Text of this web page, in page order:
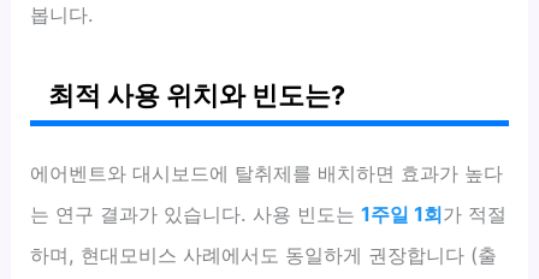
봅니다.
최적 사용 위치와 빈도는?
에어벤트와 대시보드에 탈취제를 배치하면 효과가 높다
는 연구 결과가 있습니다. 사용 빈도는1주일 1회가 적절
하며, 현대모비스 사례에서도 동일하게 권장합니다 (출